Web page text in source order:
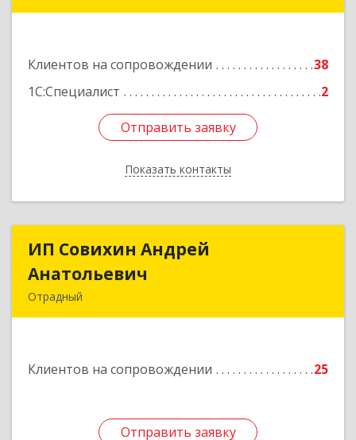
Клиентов на сопровождении
38
1С:Специалист
2
Отправить заявку
Показать контакты
Отправить заявку
Назад
ИП Совихин Андрей
Анатольевич
Отрадный
Клиентов на сопровождении 25
Отправить заявку
ИП Совихин Андрей
Подробнее
Отправить заявку